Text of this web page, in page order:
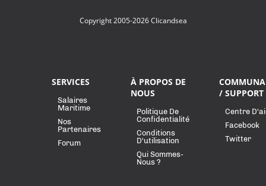
Copyright 2005-2026 Clicandsea
SERVICES
Salaires
Maritime
Nos
Partenaires
Forum
À PROPOS DE
NOUS
Politique De
Confidentialité
Conditions
D'utilisation
Qui Sommes-
Nous ?
/ SUPPORT
Centre
Facebook
Twitter